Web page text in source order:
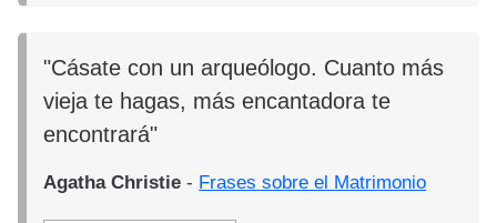
"Cásate con un arqueólogo. Cuanto más
vieja te hagas, más encantadora te
encontrará"
Agatha Christie - Frases sobre el Matrimonio